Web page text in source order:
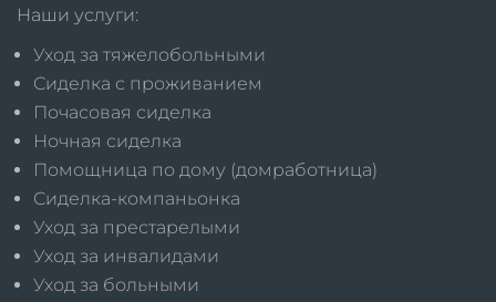
Наши услуги:
Уход за тяжелобольными
Сиделка с проживанием
Почасовая сиделка
Ночная сиделка
Помощница по дому (домработница)
Сиделка-компаньонка
Уход за престарелыми
Уход за инвалидами
Уход за больными